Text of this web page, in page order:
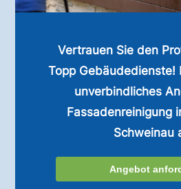
Vertrauen Sie den
Topp Gebäudedienste!
unverbindliches
Fassadenreinigung
Schweinau
Angebot